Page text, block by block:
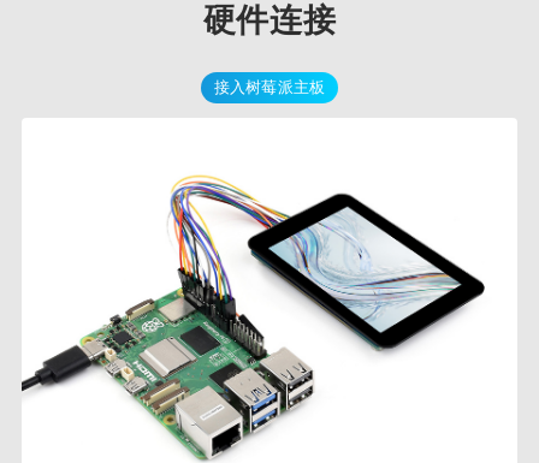
硬件连接
接入树莓派主板